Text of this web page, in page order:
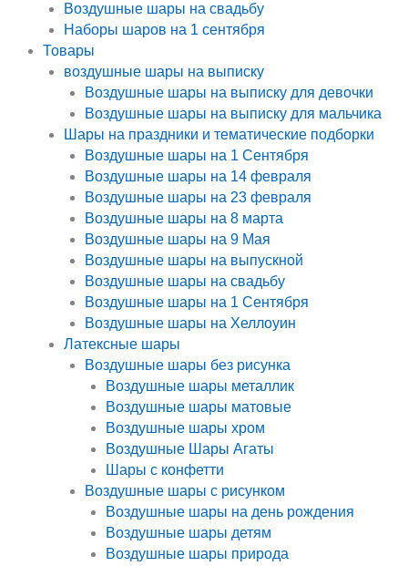
Воздушные шары на свадьбу
Наборы шаров на 1 сентября
Товары
воздушные шары на выписку
Воздушные шары на выписку для девочки
Воздушные шары на выписку для мальчика
Шары на праздники и тематические подборки
Воздушные шары на 1 Сентября
Воздушные шары на 14 февраля
Воздушные шары на 23 февраля
Воздушные шары на 8 марта
Воздушные шары на 9 Мая
Воздушные шары на выпускной
Воздушные шары на свадьбу
Воздушные шары на 1 Сентября
Воздушные шары на Хеллоуин
Латексные шары
Воздушные шары без рисунка
Воздушные шары металлик
Воздушные шары матовые
Воздушные шары хром
Воздушные Шары Агаты
Шары с конфетти
Воздушные шары с рисунком
Воздушные шары на день рождения
Воздушные шары детям
Воздушные шары природа